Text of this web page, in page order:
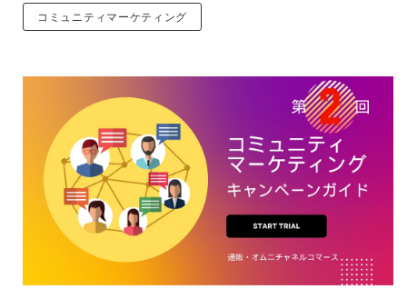
コミュニティマーケティング